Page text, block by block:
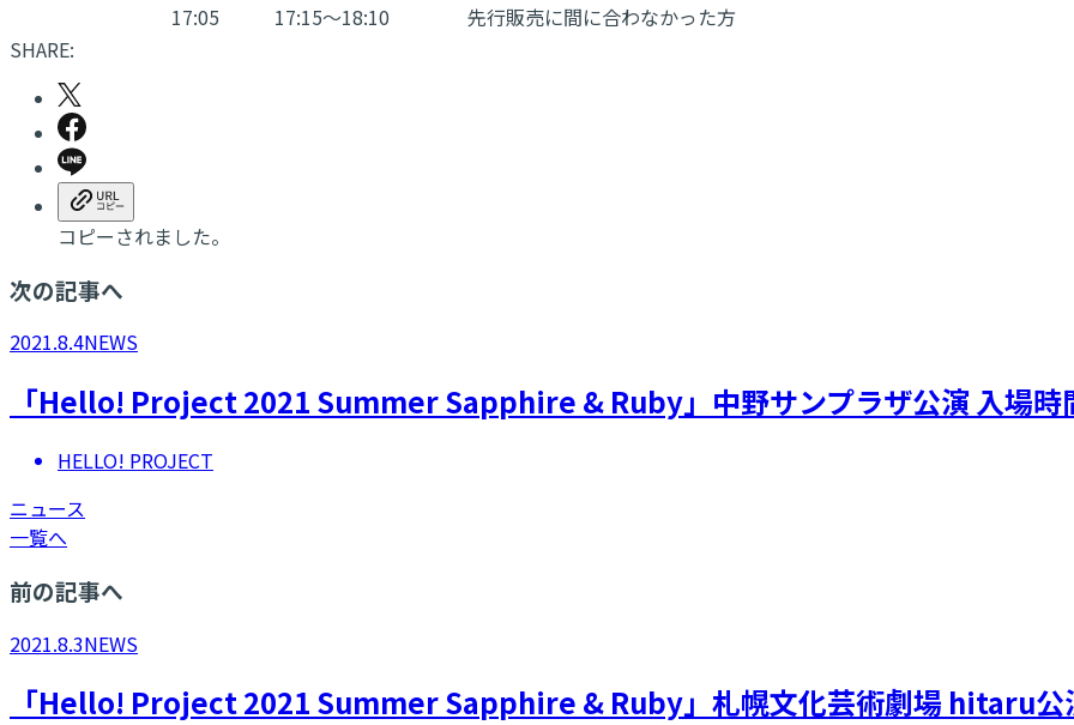
17:05
17:15～18:10
先行販売に間に合わなかった方
SHARE:
コピーされました。
次の記事へ
2021.8.4NEWS
「Hello! Project 2021 Summer Sapphire & Ruby」中野サンプラザ公演 入場時
HELLO! PROJECT
ニュース
一覧へ
前の記事へ
2021.8.3NEWS
「Hello! Project 2021 Summer Sapphire & Ruby」札幌文化芸術劇場 hitaru公